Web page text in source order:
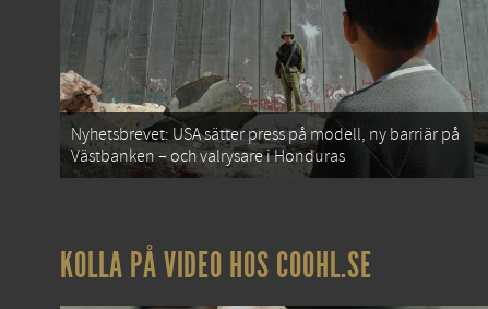
Nyhetsbrevet: USA sätter press på modell, ny barriär på
Västbanken – och valrysare i Honduras
KOLLA PÅ VIDEO HOS COOHL.SE